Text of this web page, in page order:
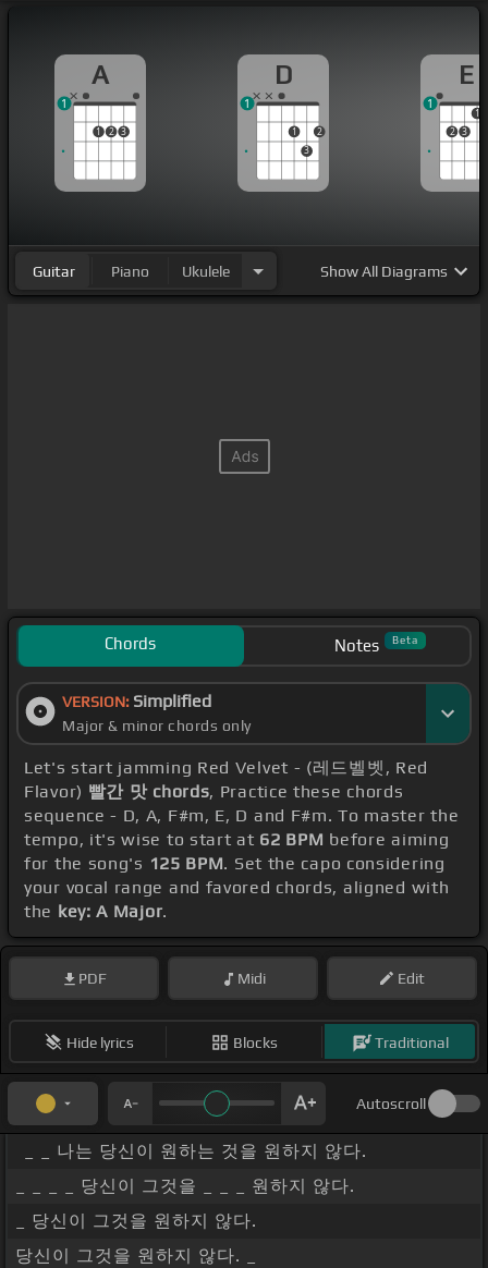
A
1 2 3
1
D
1
3
2
1
E
2 3
1
1
Guitar Piano Ukulele ShowAll Diagrams
Chords Notes Beta
VERSION: Simplified
Major & minor chords only
Let's start jamming Red Velvet - (레드벨벳, Red
Flavor) 빨간 맛 chords, Practice these chords
sequence - D, A, F#m, E, D and F#m. To master the
tempo, it's wise to start at 62 BPM before aiming
for the song's 125 BPM. Set the capo considering
your vocal range and favored chords, aligned with
the key: A Major.
PDF Midi Edit
Hide lyrics Blocks Traditional
Autoscroll
_ _ 나는 당신이 원하는 것을 원하지 않다.
_ _ _ _ 당신이 그것을 _ _ _ 원하지 않다.
_ 당신이 그것을 원하지 않다.
당신이 그것을 원하지 않다. _